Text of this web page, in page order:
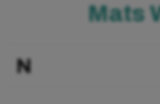
Mats
N